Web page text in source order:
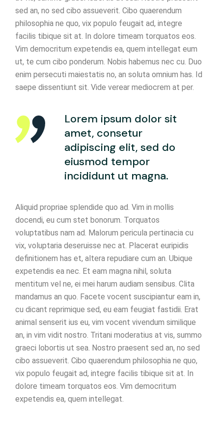
sed an, no sed cibo assueverit. Cibo quaerendum
philosophia ne quo, vix populo feugait ad, integre
facilis tibique sit at. In dolore timeam torquatos eos.
Vim democritum expetendis ea, quem intellegat eum
ut, te cum cibo ponderum. Nobis habemus nec cu. Duo
enim persecuti maiestatis no, an soluta omnium has. Id
saepe dissentiunt sit. Vide verear mediocrem at per.
Lorem ipsum dolor sit
amet, consetur
adipiscing elit, sed do
eiusmod tempor
incididunt ut magna.
Aliquid propriae splendide quo ad. Vim in mollis
docendi, eu cum stet bonorum. Torquatos
voluptatibus nam ad. Malorum pericula pertinacia cu
vix, voluptaria deseruisse nec at. Placerat euripidis
definitionem has et, altera repudiare cum an. Ubique
expetendis ea nec. Et eam magna nihil, soluta
mentitum vel ne, ei mei harum audiam sensibus. Clita
mandamus an quo. Facete vocent suscipiantur eam in,
cu dicant reprimique sed, eu eam feugiat fastidii. Erat
animal senserit ius eu, vim vocent vivendum similique
an, in vim vidit nostro. Tritani moderatius at vis, summo
graeci lobortis ut sea. Nostro praesent sed an, no sed
cibo assueverit. Cibo quaerendum philosophia ne quo,
vix populo feugait ad, integre facilis tibique sit at. In
dolore timeam torquatos eos. Vim democritum
expetendis ea, quem intellegat.